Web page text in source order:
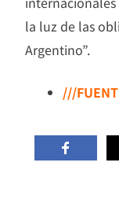
la luz de las
Argentino”.
///